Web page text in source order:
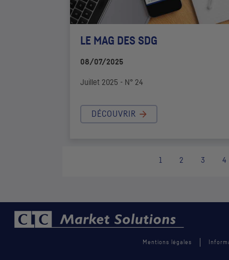
LE MAG DES SDG
08/07/2025
Juillet 2025 - N° 24
DÉCOUVRIR
1 2 3 4
Mentions légales